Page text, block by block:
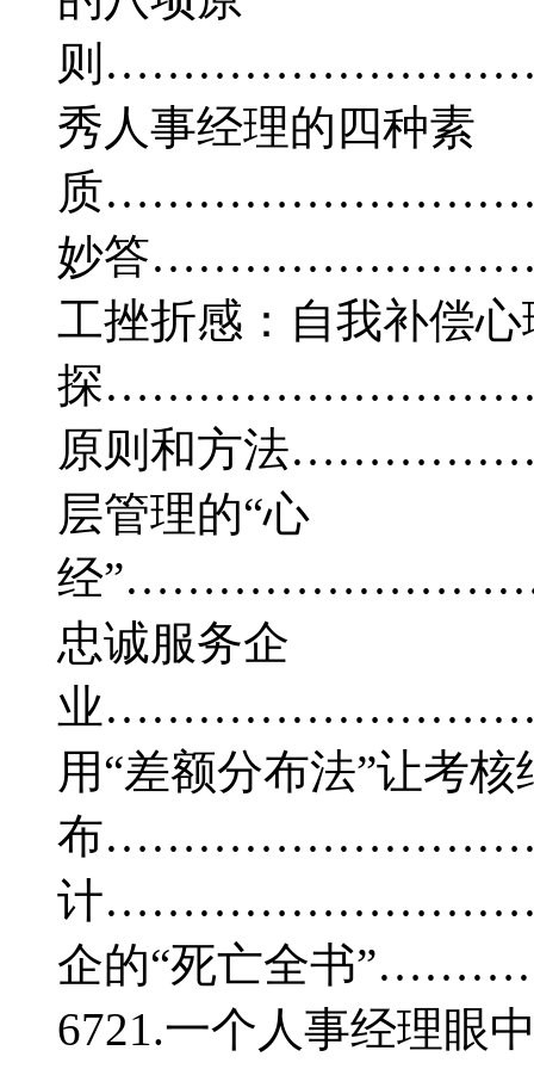
则
秀人事经理的四种素
质
妙答
工挫折感：自我补偿心
探
原则和方法
层管理的“心
经
忠诚服务企
业
用“差额分布法”让考
布
计
企的“死亡全书
6721.一个人事经理眼